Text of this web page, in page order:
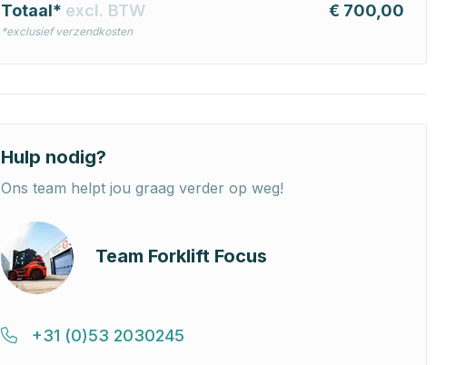
Totaal* excl. BTW
*exclusief verzendkosten
€ 700,00
Hulp nodig?
Ons team helpt jou graag verder op weg!
Team Forklift Focus
+31 (0)53 2030245